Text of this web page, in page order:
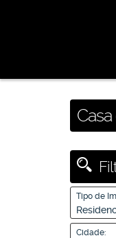
Tipo de
Cidade: